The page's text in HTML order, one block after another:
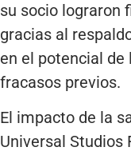
su socio lograron
gracias al
en el potencial de
fracasos previos.
El impacto de la
Universal Studios